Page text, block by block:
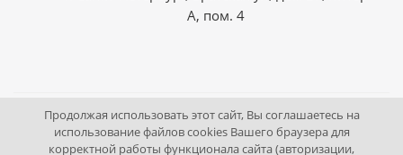
А, пом. 4
2009 - 2026 © Промышленное оборудование Интернет
Продолжая использовать этот сайт, Вы соглашаетесь на
использование файлов cookies Вашего браузера для
корректной работы функционала сайта (авторизации,